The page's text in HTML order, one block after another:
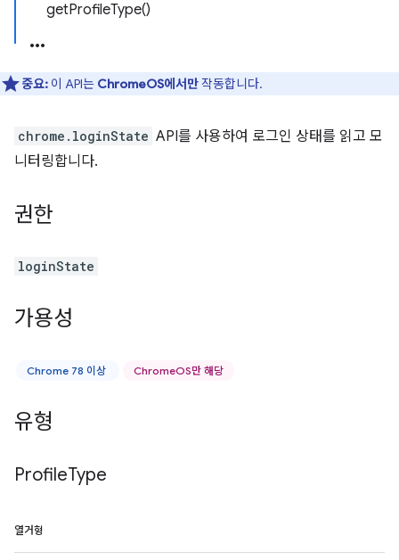
getProfileType()
중요: 이 API는 ChromeOS에서만작동합니다.
chrome.loginState API를 사용하여 로그인 상태를 읽고 모
니터링합니다.
권한
loginState
가용성
Chrome 78 이상 ChromeOS만 해당
유형
ProfileType
열거형